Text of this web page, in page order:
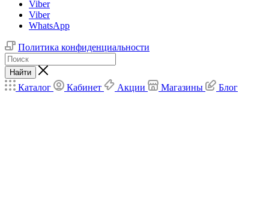
Viber
Viber
WhatsApp
Политика конфиденциальности
Найти
Каталог Кабинет Акции Магазины Блог